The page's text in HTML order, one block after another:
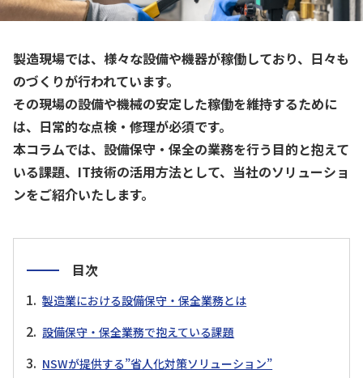
製造現場では、様々な設備や機器が稼働しており、日々も
のづくりが行われています。
その現場の設備や機械の安定した稼働を維持するために
は、日常的な点検・修理が必須です。
本コラムでは、設備保守・保全の業務を行う目的と抱えて
いる課題、IT技術の活用方法として、当社のソリューショ
ンをご紹介いたします。
目次
製造業における設備保守・保全業務とは
設備保守・保全業務で抱えている課題
NSWが提供する”省人化対策ソリューション”